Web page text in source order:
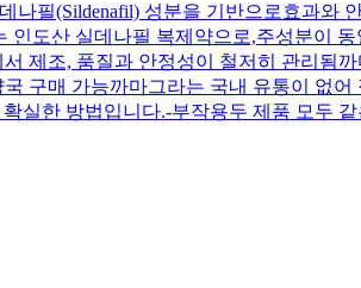
필(Sildenafil) 성분을 기반으로효과와
도산 실데나필 복제약으로,주성분이
제조, 품질과 안정성이 철저히 관리됨
구매 가능까마그라는 국내 유통이 없
실한 방법입니다.-부작용두 제품 모두